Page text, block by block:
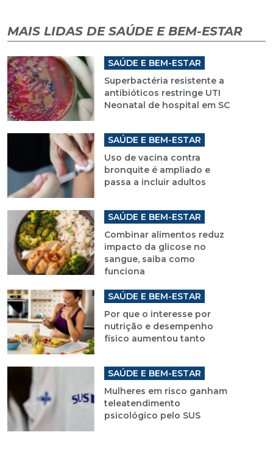
MAIS LIDAS DE SAÚDE E BEM-ESTAR
SAÚDE E BEM-ESTAR
Superbactéria resistente a
antibióticos restringe UTI
Neonatal de hospital em SC
SAÚDE E BEM-ESTAR
Uso de vacina contra
bronquite é ampliado e
passa a incluir adultos
SAÚDE E BEM-ESTAR
Combinar alimentos reduz
impacto da glicose no
sangue, saiba como
funciona
SAÚDE E BEM-ESTAR
Por que o interesse por
nutrição e desempenho
físico aumentou tanto
SAÚDE E BEM-ESTAR
Mulheres em risco ganham
teleatendimento
psicológico pelo SUS